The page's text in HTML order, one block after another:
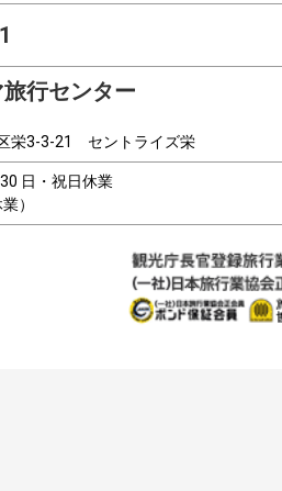
行センター
栄3-3-21 セントライズ栄
日・祝日休業
）